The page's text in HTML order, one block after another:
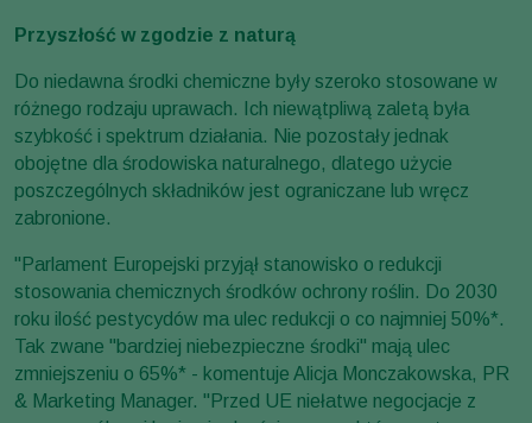
Przyszłość w zgodzie z naturą
Do niedawna środki chemiczne były szeroko stosowane w
różnego rodzaju uprawach. Ich niewątpliwą zaletą była
szybkość i spektrum działania. Nie pozostały jednak
obojętne dla środowiska naturalnego, dlatego użycie
poszczególnych składników jest ograniczane lub wręcz
zabronione.
"Parlament Europejski przyjął stanowisko o redukcji
stosowania chemicznych środków ochrony roślin. Do 2030
roku ilość pestycydów ma ulec redukcji o co najmniej 50%*.
Tak zwane "bardziej niebezpieczne środki" mają ulec
zmniejszeniu o 65%* - komentuje Alicja Monczakowska, PR
& Marketing Manager. "Przed UE niełatwe negocjacje z